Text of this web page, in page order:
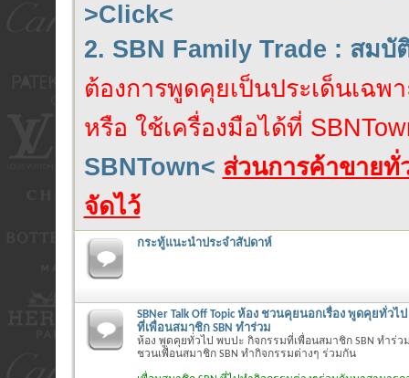
>Click<
2. SBN Family Trade : สม
ต้องการพูดคุยเป็นประเด็นเฉ
หรือ ใช้เครื่องมือได้ที่
SBNTown< ส่วนการค้าขายทั่
จัดไว้
กระทู้แนะนำประจำสัปดาห์
SBNer Talk Off Topic ห้อง ชวนคุยนอกเรื่อง พูดคุยทั่ว
ที่เพื่อนสมาชิก SBN ทำร่วม
ห้อง พูดคุยทั่วไป พบปะ กิจกรรมที่เพื่อนสมาชิก SBN ทำร่ว
ชวนเพื่อนสมาชิก SBN ทำกิจกรรมต่างๆ ร่วมกัน